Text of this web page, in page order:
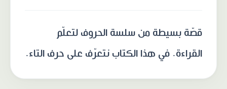
قصّة بسيطة من سلسة الحروف لتعلّم
القراءة. في هذا الكتاب نتعرّف على حرف التاء.